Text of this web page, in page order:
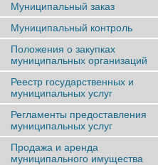
Муниципальный заказ
Муниципальный контроль
Положения о закупках
муниципальных организаций
Реестр государственных и
муниципальных услуг
Регламенты предоставления
муниципальных услуг
Продажа и аренда
муниципального имущества